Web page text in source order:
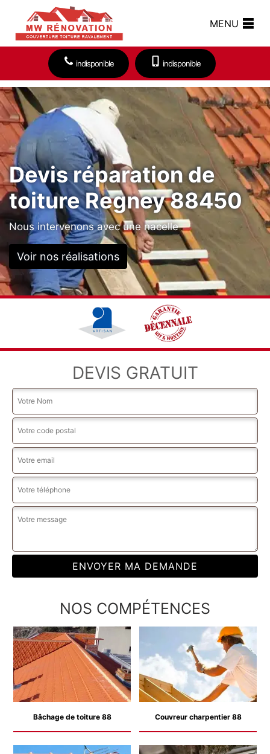
MENU
indisponible indisponible
Devis réparation de
toiture Regney 88450
Nous intervenons avec une nacelle
Voir nos réalisations
DEVIS GRATUIT
NOS COMPÉTENCES
Bâchage de toiture 88 Couvreur charpentier 88